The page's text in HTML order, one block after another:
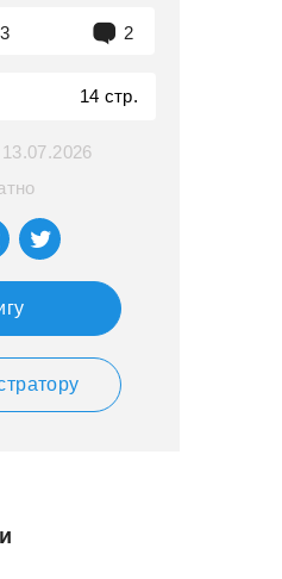
2
14 стр.